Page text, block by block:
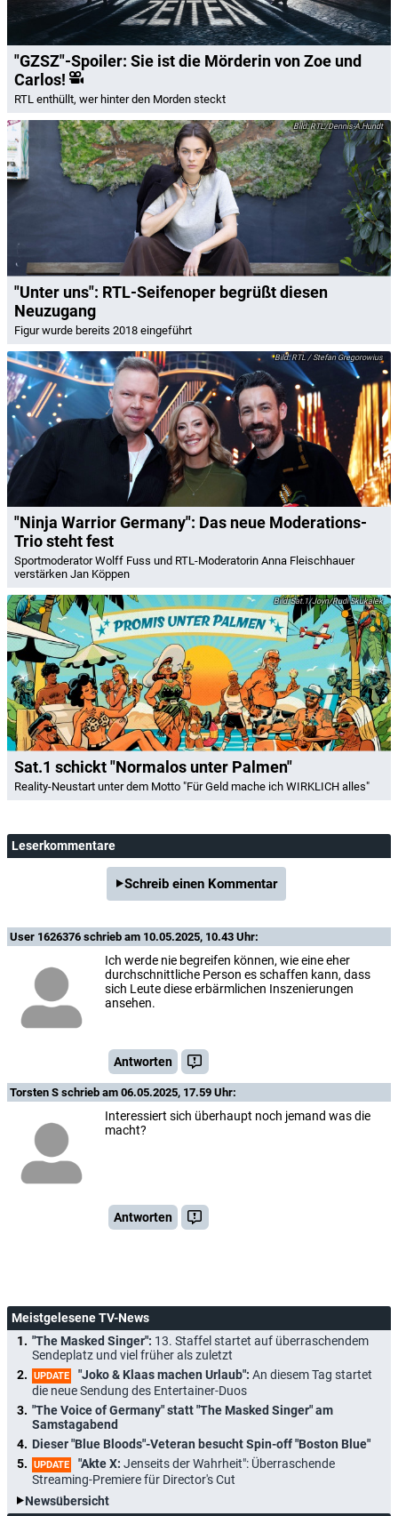
"GZSZ"-Spoiler: Sie ist die Mörderin von Zoe und
Carlos!
RTL enthüllt, wer hinter den Morden steckt
RTL/Dennis-A.Hundt
"Unter uns": RTL-Seifenoper begrüßt diesen
Neuzugang
Figur wurde bereits 2018 eingeführt
RTL / Stefan Gregorowius
"Ninja Warrior Germany": Das neue Moderations-
Trio steht fest
Sportmoderator Wolff Fuss und RTL-Moderatorin Anna Fleischhauer
verstärken Jan Köppen
Sat.1/Joyn/Rudi Skukalek
Sat.1 schickt "Normalos unter Palmen"
Reality-Neustart unter dem Motto "Für Geld mache ich WIRKLICH alles"
Leserkommentare
Schreib einen Kommentar
User 1626376 schrieb am 10.05.2025, 10.43 Uhr:
Ich werde nie begreifen können, wie eine eher
durchschnittliche Person es schaffen kann, dass
sich Leute diese erbärmlichen Inszenierungen
ansehen.
Antworten
Torsten S schrieb am 06.05.2025, 17.59 Uhr:
Interessiert sich überhaupt noch jemand was die
macht?
Antworten
Meistgelesene TV-News
"The Masked Singer": 13. Staffel startet auf überraschendem
Sendeplatz und viel früher als zuletzt
UPDATE "Joko & Klaas machen Urlaub": An diesem Tag startet
die neue Sendung des Entertainer-Duos
"The Voice of Germany" statt "The Masked Singer" am
Samstagabend
Dieser "Blue Bloods"-Veteran besucht Spin-off "Boston Blue"
UPDATE "Akte X: Jenseits der Wahrheit": Überraschende
Streaming-Premiere für Director's Cut
Newsübersicht